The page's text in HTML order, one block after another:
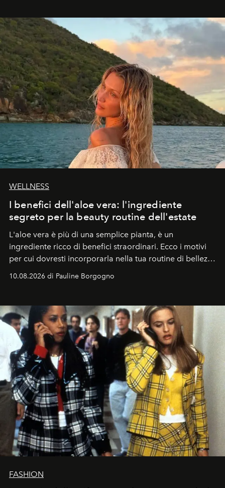
WELLNESS
I benefici dell'aloe vera: l'ingrediente
segreto per la beauty routine dell'estate
L'aloe vera è più di una semplice pianta, è un
ingrediente ricco di benefici straordinari. Ecco i motivi
per cui dovresti incorporarla nella tua routine di bellezza
10.08.2026 di Pauline Borgogno
FASHION